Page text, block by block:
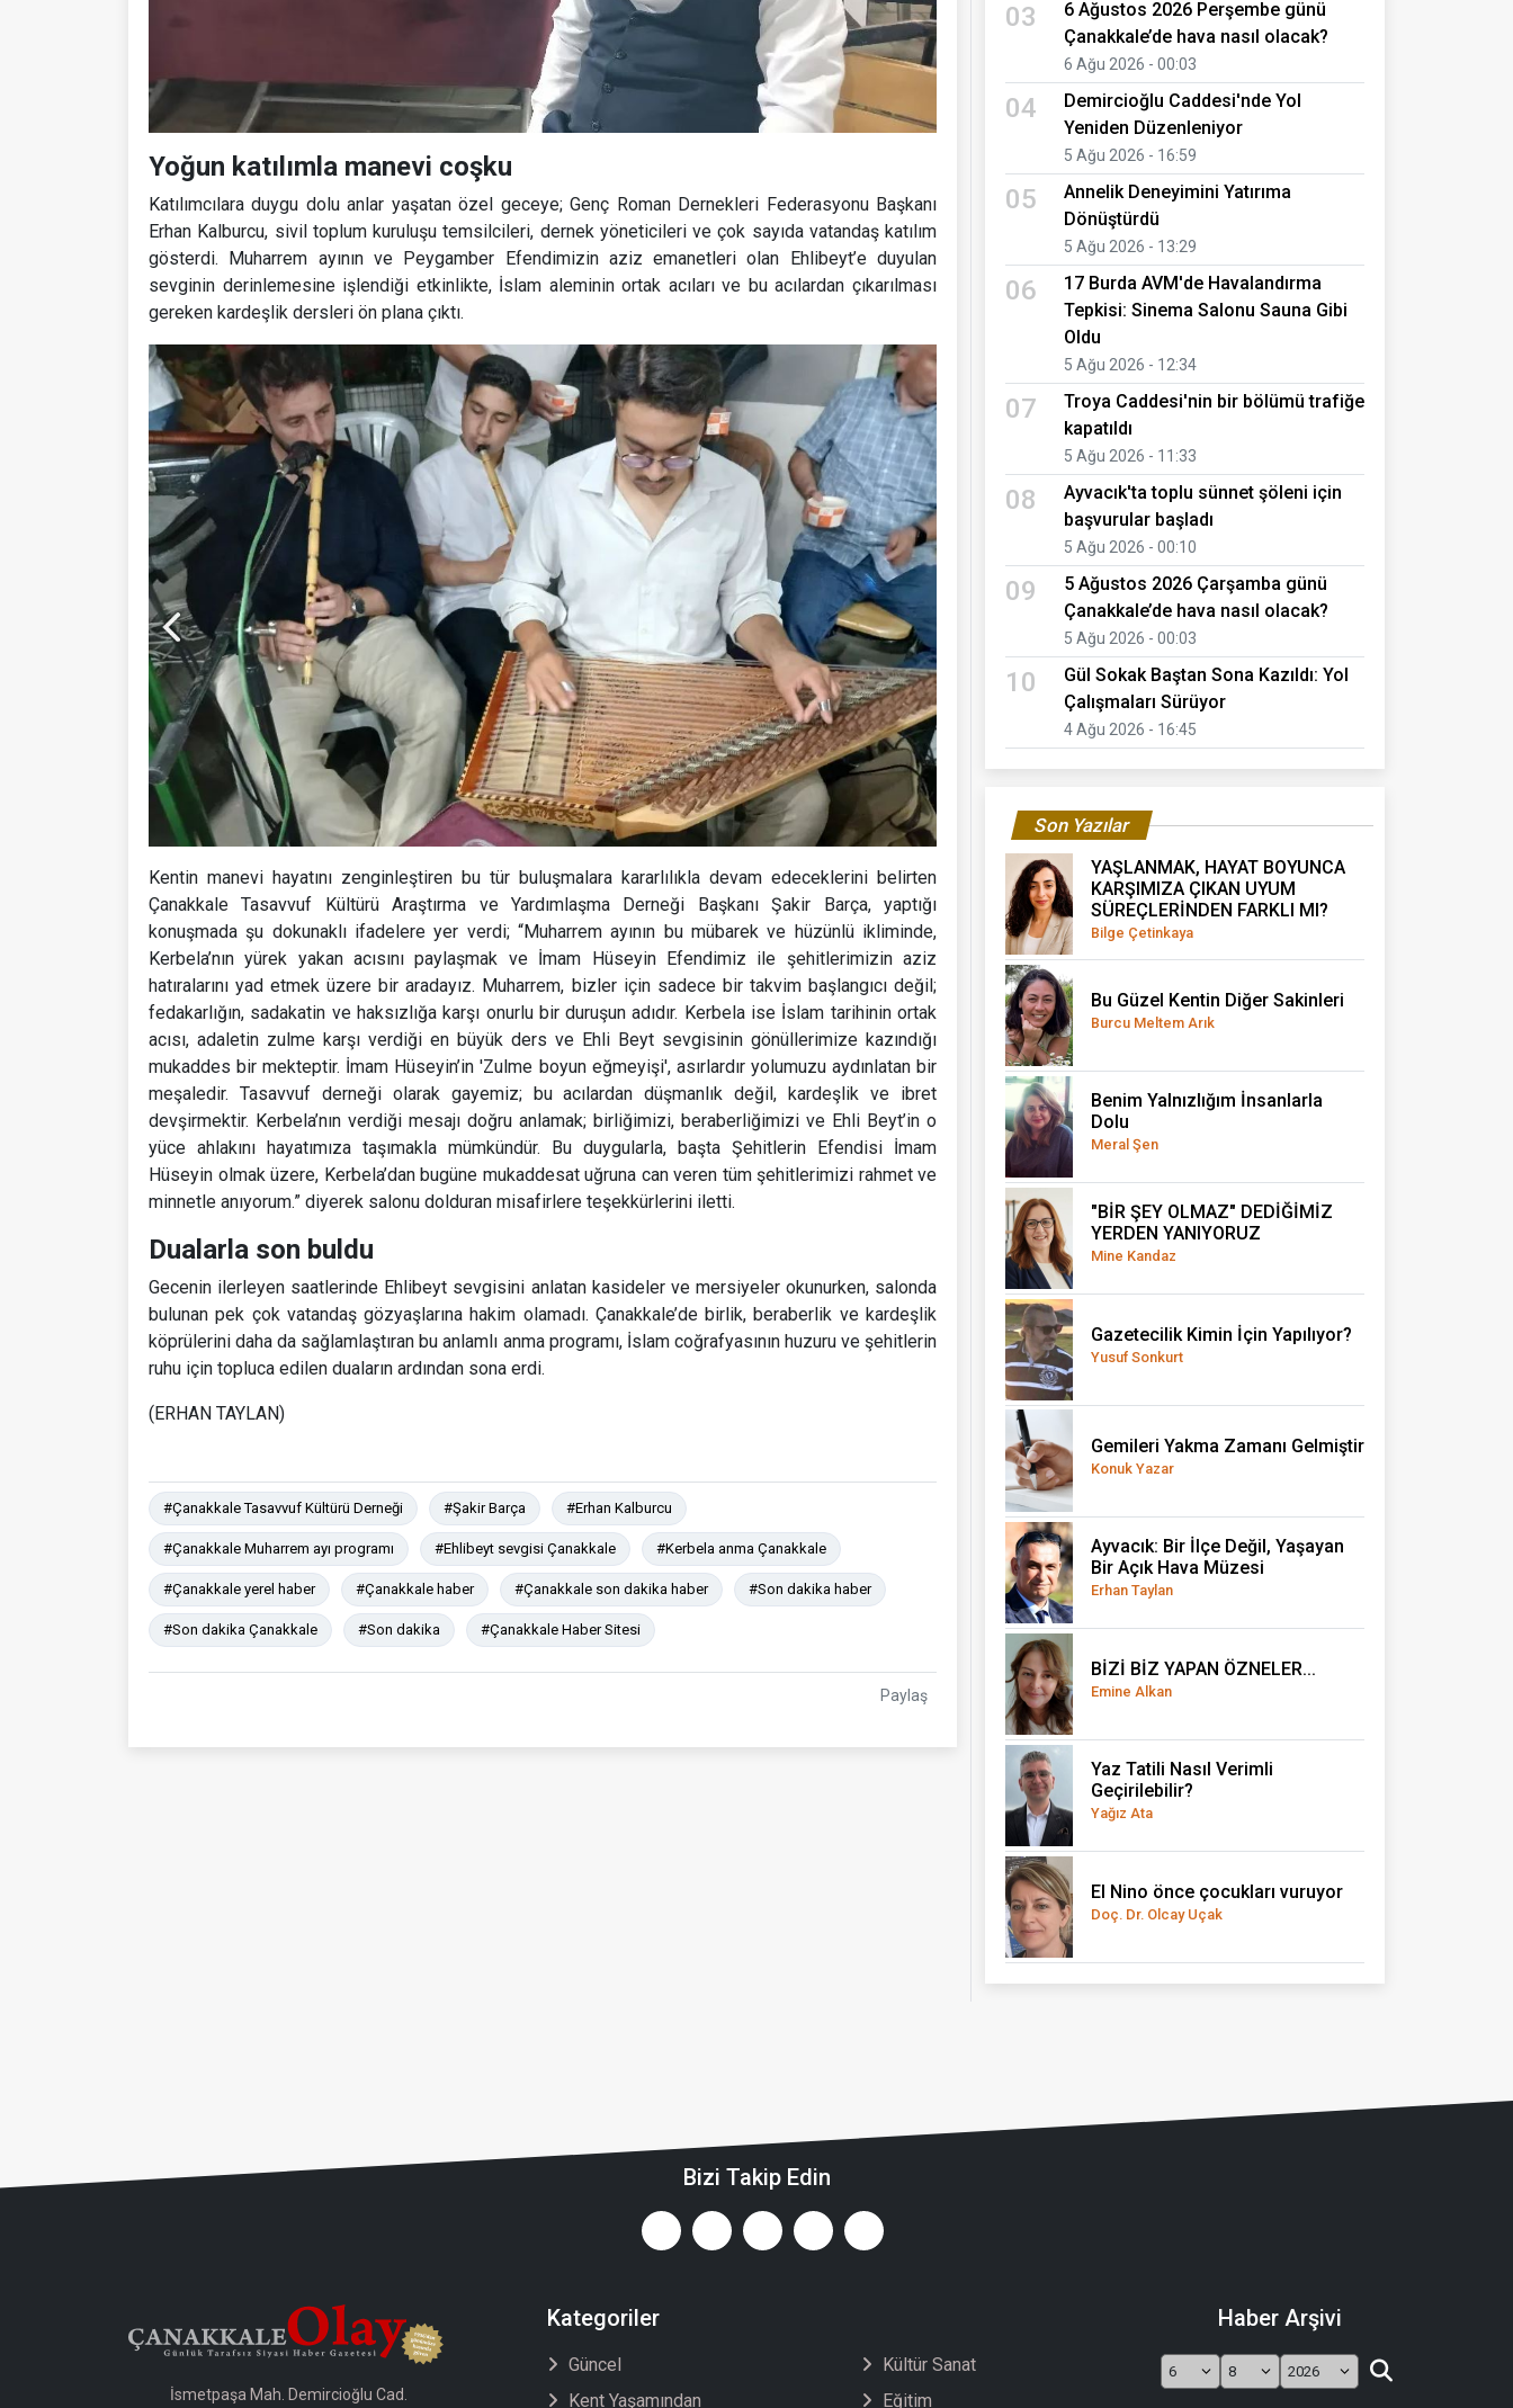
Yoğun katılımla manevi coşku
Katılımcılara duygu dolu anlar yaşatan özel geceye; Genç Roman Dernekleri Federasyonu Başkanı
Erhan Kalburcu, sivil toplum kuruluşu temsilcileri, dernek yöneticileri ve çok sayıda vatandaş katılım
gösterdi. Muharrem ayının ve Peygamber Efendimizin aziz emanetleri olan Ehlibeyt’e duyulan
sevginin derinlemesine işlendiği etkinlikte, İslam aleminin ortak acıları ve bu acılardan çıkarılması
gereken kardeşlik dersleri ön plana çıktı.
Kentin manevi hayatını zenginleştiren bu tür buluşmalara kararlılıkla devam edeceklerini belirten
Çanakkale Tasavvuf Kültürü Araştırma ve Yardımlaşma Derneği Başkanı Şakir Barça, yaptığı
konuşmada şu dokunaklı ifadelere yer verdi; “Muharrem ayının bu mübarek ve hüzünlü ikliminde,
Kerbela’nın yürek yakan acısını paylaşmak ve İmam Hüseyin Efendimiz ile şehitlerimizin aziz
hatıralarını yad etmek üzere bir aradayız. Muharrem, bizler için sadece bir takvim başlangıcı değil;
fedakarlığın, sadakatin ve haksızlığa karşı onurlu bir duruşun adıdır. Kerbela ise İslam tarihinin ortak
acısı, adaletin zulme karşı verdiği en büyük ders ve Ehli Beyt sevgisinin gönüllerimize kazındığı
mukaddes bir mekteptir. İmam Hüseyin’in 'Zulme boyun eğmeyişi', asırlardır yolumuzu aydınlatan bir
meşaledir. Tasavvuf derneği olarak gayemiz; bu acılardan düşmanlık değil, kardeşlik ve ibret
devşirmektir. Kerbela’nın verdiği mesajı doğru anlamak; birliğimizi, beraberliğimizi ve Ehli Beyt’in o
yüce ahlakını hayatımıza taşımakla mümkündür. Bu duygularla, başta Şehitlerin Efendisi İmam
Hüseyin olmak üzere, Kerbela’dan bugüne mukaddesat uğruna can veren tüm şehitlerimizi rahmet ve
minnetle anıyorum.” diyerek salonu dolduran misafirlere teşekkürlerini iletti.
Dualarla son buldu
Gecenin ilerleyen saatlerinde Ehlibeyt sevgisini anlatan kasideler ve mersiyeler okunurken, salonda
bulunan pek çok vatandaş gözyaşlarına hakim olamadı. Çanakkale’de birlik, beraberlik ve kardeşlik
köprülerini daha da sağlamlaştıran bu anlamlı anma programı, İslam coğrafyasının huzuru ve şehitlerin
ruhu için topluca edilen duaların ardından sona erdi.
(ERHAN TAYLAN)
#Çanakkale Tasavvuf Kültürü Derneği #Şakir Barça #Erhan Kalburcu
#Çanakkale Muharrem ayı programı #Ehlibeyt sevgisi Çanakkale #Kerbela anma Çanakkale
#Çanakkale yerel haber #Çanakkale haber #Çanakkale son dakika haber #Son dakika haber
#Son dakika Çanakkale #Son dakika #Çanakkale Haber Sitesi
Paylaş
03
6 Ağustos 2026 Perşembe günü
Çanakkale’de hava nasıl olacak?
6 Ağu 2026 - 00:03
04
Demircioğlu Caddesi'nde Yol
Yeniden Düzenleniyor
5 Ağu 2026 - 16:59
05
Annelik Deneyimini Yatırıma
Dönüştürdü
5 Ağu 2026 - 13:29
06
17 Burda AVM'de Havalandırma
Tepkisi: Sinema Salonu Sauna Gibi
Oldu
5 Ağu 2026 - 12:34
07
Troya Caddesi'nin bir bölümü trafiğe
kapatıldı
5 Ağu 2026 - 11:33
08
Ayvacık'ta toplu sünnet şöleni için
başvurular başladı
5 Ağu 2026 - 00:10
09
5 Ağustos 2026 Çarşamba günü
Çanakkale’de hava nasıl olacak?
5 Ağu 2026 - 00:03
10
Gül Sokak Baştan Sona Kazıldı: Yol
Çalışmaları Sürüyor
4 Ağu 2026 - 16:45
Son Yazılar
YAŞLANMAK, HAYAT BOYUNCA
KARŞIMIZA ÇIKAN UYUM
SÜREÇLERİNDEN FARKLI MI?
Bilge Çetinkaya
Bu Güzel Kentin Diğer Sakinleri
Burcu Meltem Arık
Benim Yalnızlığım İnsanlarla
Dolu
Meral Şen
"BİR ŞEY OLMAZ" DEDİĞİMİZ
YERDEN YANIYORUZ
Mine Kandaz
Gazetecilik Kimin İçin Yapılıyor?
Yusuf Sonkurt
Gemileri Yakma Zamanı Gelmiştir
Konuk Yazar
Ayvacık: Bir İlçe Değil, Yaşayan
Bir Açık Hava Müzesi
Erhan Taylan
BİZİ BİZ YAPAN ÖZNELER...
Emine Alkan
Yaz Tatili Nasıl Verimli
Geçirilebilir?
Yağız Ata
El Nino önce çocukları vuruyor
Doç. Dr. Olcay Uçak
Bizi Takip Edin
İsmetpaşa Mah. Demircioğlu Cad.
Kategoriler
Güncel
Kent Yaşamından
Kültür Sanat
Eğitim
Haber Arşivi